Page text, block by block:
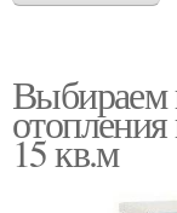
Выбираем
15 кв.м